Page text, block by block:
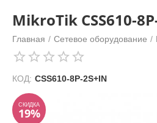
MikroTik CSS610-
Главная / Сетевое оборудование /
КОД: CSS610-8P-2S+IN